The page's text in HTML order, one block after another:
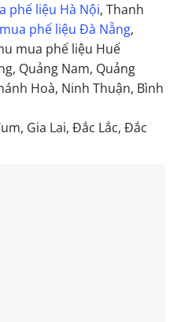
phế liệu Hà Nội, Thanh
phế liệu Đà Nẵng,
mua phế liệu Huế
Quảng Nam, Quảng
Hoà, Ninh Thuận, Bình
Gia Lai, Đắc Lắc, Đắc